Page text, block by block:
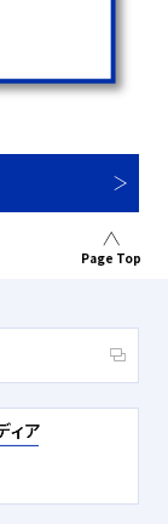
Page Top